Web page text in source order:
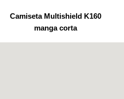
Camiseta Multishield K160
manga corta